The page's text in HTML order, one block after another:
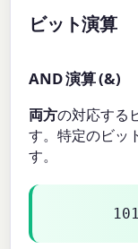
ビット演算
AND 演算 (&)
両方の対応する
す。特定のビッ
す。